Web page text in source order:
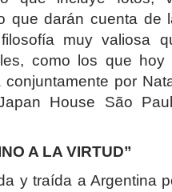
que darán cuenta de
muy valiosa
como los que
por
House São
A LA VIRTUD”
y traída a Argentina